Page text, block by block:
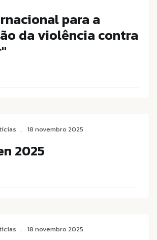
para a
da violência contra
2025
18 novembro 2025
18 novembro 2025